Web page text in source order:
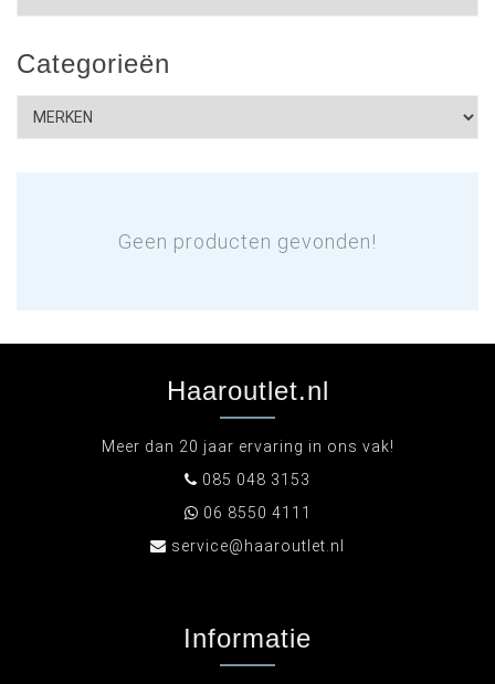
Categorieën
Geen producten gevonden!
Haaroutlet.nl
Meer dan 20 jaar ervaring in ons vak!
085 048 3153
06 8550 4111
service@haaroutlet.nl
Informatie